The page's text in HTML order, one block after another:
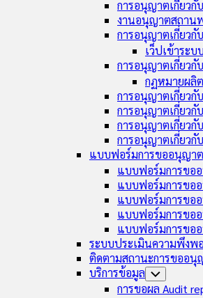
การอนุญาตเกี่ยวกั
งานอนุญาตสถาน
การอนุญาตเกี่ยวกั
เว็ปเข้าระบ
การอนุญาตเกี่ยวกั
กฏหมายผลิ
การอนุญาตเกี่ยวกั
การอนุญาตเกี่ยวกั
การอนุญาตเกี่ยวกั
การอนุญาตเกี่ยวกั
แบบฟอร์มการขออนุญาต
แบบฟอร์มการขอ
แบบฟอร์มการขออ
แบบฟอร์มการขอ
แบบฟอร์มการขอ
แบบฟอร์มการขอ
ระบบประเมินความพึงพ
ติดตามสถานะการขออนุ
บริการข้อมูล Toggle
Child
การขอผล Audit